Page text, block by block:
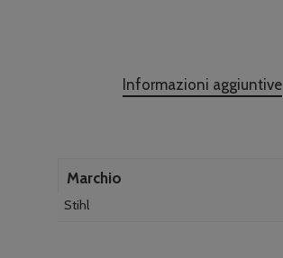
Informazioni aggiuntive
Marchio
Stihl